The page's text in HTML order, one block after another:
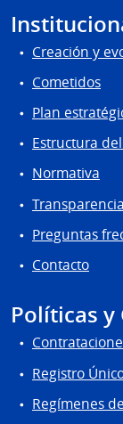
Creación y
Cometidos
Plan
Estructura
Normativa
Transparencia
Preguntas
Contacto
Políticas y
Registro
Regímenes